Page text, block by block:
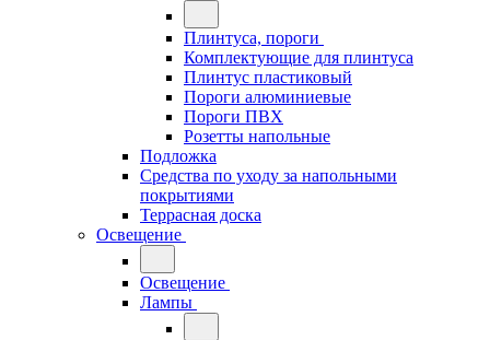
Плинтуса, пороги
Комплектующие для плинтуса
Плинтус пластиковый
Пороги алюминиевые
Пороги ПВХ
Розетты напольные
Подложка
Средства по уходу за напольными
покрытиями
Террасная доска
Освещение
Освещение
Лампы